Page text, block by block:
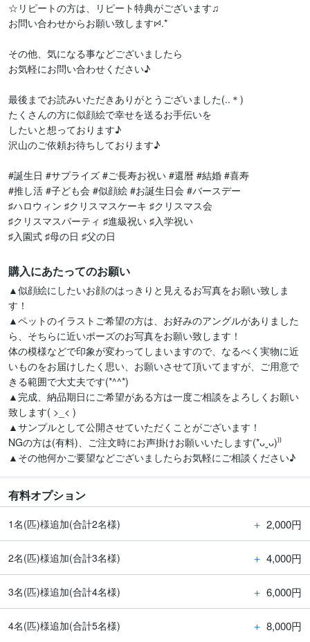
☆リピートの方は、リピート特典がございます♫
お問い合わせからお願い致しますꗯ.*
その他、気になる事などございましたら
お気軽にお問い合わせください♪
最後までお読みいただきありがとうございました(..＊)
たくさんの方に似顔絵で幸せを送るお手伝いを
したいと想っております♪
沢山のご依頼お待ちしております♪
#誕生日 #サプライズ #ご長寿お祝い #還暦 #結婚 #喜寿
#推し活 #子ども会 #似顔絵 #お誕生日会 #バースデー
♯ハロウィン ♯クリスマスケーキ ♯クリスマス会
♯クリスマスパーティ ♯進級祝い ♯入学祝い
♯入園式 ♯母の日 ♯父の日
購入にあたってのお願い
▲似顔絵にしたいお顔のはっきりと見えるお写真をお願い致しま
す！
▲ペットのイラストご希望の方は、お好みのアングルがありました
ら、そちらに近いポーズのお写真をお願い致します！
体の模様などで印象が変わってしまいますので、なるべく実物に近
いものをお届けしたく思い、お願いさせて頂いてますが、ご用意で
きる範囲で大丈夫です(*^^*)
▲完成、納品期日にご希望がある方は一度ご相談をよろしくお願い
致します( >_< )
▲サンプルとして公開させていただくことがございます！
NGの方は(有料)、ご注文時にお声掛けお願いいたします(*ᴗˬᴗ)⁾⁾
▲その他何かご要望などございましたらお気軽にご相談ください♪
有料オプション
1名(匹)様追加(合計2名様) ＋ 2,000円
2名(匹)様追加(合計3名様) ＋ 4,000円
3名(匹)様追加(合計4名様) ＋ 6,000円
4名(匹)様追加(合計5名様) ＋ 8,000円